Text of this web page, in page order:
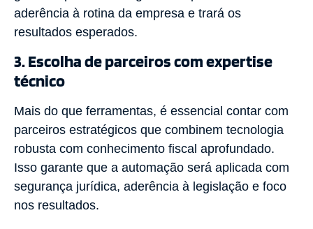
aderência à rotina da empresa e trará os
resultados esperados.
3. Escolha de parceiros com expertise
técnico
Mais do que ferramentas, é essencial contar com
parceiros estratégicos que combinem tecnologia
robusta com conhecimento fiscal aprofundado.
Isso garante que a automação será aplicada com
segurança jurídica, aderência à legislação e foco
nos resultados.